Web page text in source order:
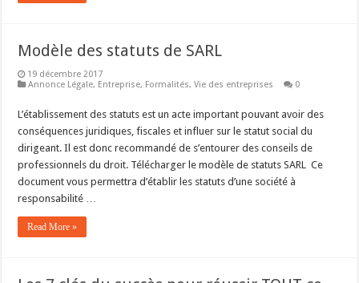
Modèle des statuts de SARL
19 décembre 2017
Annonce Légale, Entreprise, Formalités,Vie des entreprises 0
L’établissement des statuts est un acte important pouvant avoir des
conséquences juridiques, fiscales et influer sur le statut social du
dirigeant. Il est donc recommandé de s’entourer des conseils de
professionnels du droit. Télécharger le modèle de statuts SARL Ce
document vous permettra d’établir les statuts d’une société à
responsabilité …
Read More »